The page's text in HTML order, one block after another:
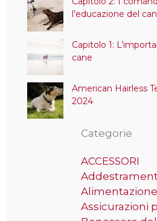
l’educazione del
Capitolo 1:
cane
American Hairless
2024
Categorie
ACCESSORI
Assicurazioni